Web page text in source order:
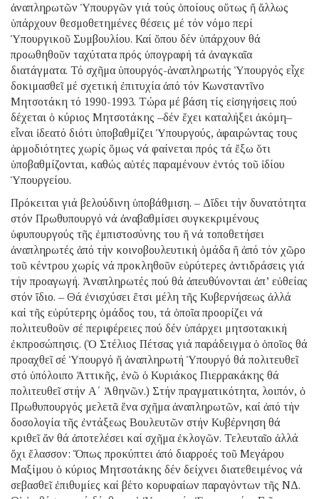
ἀναπληρωτῶν Ὑπουργῶν γιά τούς ὁποίους οὕτως ἤ ἄλλως
ὑπάρχουν θεσμοθετημένες θέσεις μέ τόν νόμο περί
Ὑπουργικοῦ Συμβουλίου. Καί ὅπου δέν ὑπάρχουν θά
προωθηθοῦν ταχύτατα πρός ὑπογραφή τά ἀναγκαῖα
διατάγματα. Τό σχῆμα ὑπουργός-ἀναπληρωτής Ὑπουργός εἶχε
δοκιμασθεῖ μέ σχετική ἐπιτυχία ἀπό τόν Κωνσταντῖνο
Μητσοτάκη τό 1990-1993. Τώρα μέ βάση τίς εἰσηγήσεις πού
δέχεται ὁ κύριος Μητσοτάκης –δέν ἔχει καταλήξει ἀκόμη–
εἶναι ἰδεατό διότι ὑποβαθμίζει Ὑπουργούς, ἀφαιρώντας τους
ἁρμοδιότητες χωρίς ὅμως νά φαίνεται πρός τά ἔξω ὅτι
ὑποβαθμίζονται, καθώς αὐτές παραμένουν ἐντός τοῦ ἰδίου
Ὑπουργείου.
Πρόκειται γιά βελούδινη ὑποβάθμιση. – Δἴδει τήν δυνατότητα
στόν Πρωθυπουργό νά ἀναβαθμίσει συγκεκριμένους
ὑφυπουργούς τῆς ἐμπιστοσύνης του ἤ νά τοποθετήσει
ἀναπληρωτές ἀπό τήν κοινοβουλευτική ὁμάδα ἤ ἀπό τόν χῶρο
τοῦ κέντρου χωρίς νά προκληθοῦν εὐρύτερες ἀντιδράσεις γιά
τήν προαγωγή. Ἀναπληρωτές πού θά ἀπευθύνονται ἀπ’ εὐθείας
στόν ἴδιο. – Θά ἐνισχύσει ἔτσι μέλη τῆς Κυβερνήσεως ἀλλά
καί τῆς εὐρύτερης ὁμάδος του, τά ὁποῖα προορίζει νά
πολιτευθοῦν σέ περιφέρειες πού δέν ὑπάρχει μητσοτακική
ἐκπροσώπησις. (Ὁ Στέλιος Πέτσας γιά παράδειγμα ὁ ὁποῖος θά
προαχθεῖ σέ Ὑπουργό ἤ ἀναπληρωτή Ὑπουργό θά πολιτευθεῖ
στό ὑπόλοιπο Ἀττικῆς, ἐνῶ ὁ Κυριάκος Πιερρακάκης θά
πολιτευθεῖ στήν Α΄ Ἀθηνῶν.) Στήν πραγματικότητα, λοιπόν, ὁ
Πρωθυπουργός μελετᾶ ἕνα σχῆμα ἀναπληρωτῶν, καί ἀπό τήν
δοσολογία τῆς ἐντάξεως Βουλευτῶν στήν Κυβέρνηση θά
κριθεῖ ἄν θά ἀποτελέσει καί σχῆμα ἐκλογῶν. Τελευταῖο ἀλλά
ὄχι ἔλασσον: Ὅπως προκύπτει ἀπό διαρροές τοῦ Μεγάρου
Μαξίμου ὁ κύριος Μητσοτάκης δέν δείχνει διατεθειμένος νά
σεβασθεῖ ἐπιθυμίες καί βέτο κορυφαίων παραγόντων τῆς ΝΔ.